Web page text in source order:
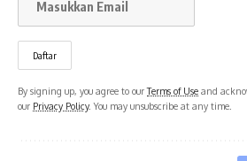
By signing up, you agree to ourTerms of Use and
our Privacy Policy. You may unsubscribe at any time.